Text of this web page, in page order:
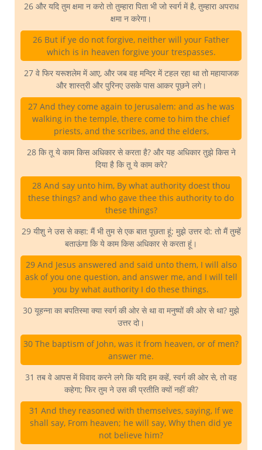
26 और यदि तुम क्षमा न करो तो तुम्हारा पिता भी जो स्वर्ग में है, तुम्हारा अपराध
क्षमा न करेगा।
26 But if ye do not forgive, neither will your Father
which is in heaven forgive your trespasses.
27 वे फिर यरूशलेम में आए, और जब वह मन्दिर में टहल रहा था तो महायाजक
और शास्त्री और पुरिनए उसके पास आकर पूछने लगे।
27 And they come again to Jerusalem: and as he was
walking in the temple, there come to him the chief
priests, and the scribes, and the elders,
28 कि तू ये काम किस अधिकार से करता है? और यह अधिकार तुझे किस ने
दिया है कि तू ये काम करे?
28 And say unto him, By what authority doest thou
these things? and who gave thee this authority to do
these things?
29 यीशु ने उस से कहा: मैं भी तुम से एक बात पूछता हूं; मुझे उत्तर दो: तो मैं तुम्हें
बताऊंगा कि ये काम किस अधिकार से करता हूं।
29 And Jesus answered and said unto them, I will also
ask of you one question, and answer me, and I will tell
you by what authority I do these things.
30 यूहन्ना का बपतिस्मा क्या स्वर्ग की ओर से था वा मनुष्यों की ओर से था? मुझे
उत्तर दो।
30 The baptism of John, was it from heaven, or of men?
answer me.
31 तब वे आपस में विवाद करने लगे कि यदि हम कहें, स्वर्ग की ओर से, तो वह
कहेगा; फिर तुम ने उस की प्रतीति क्यों नहीं की?
31 And they reasoned with themselves, saying, If we
shall say, From heaven; he will say, Why then did ye
not believe him?